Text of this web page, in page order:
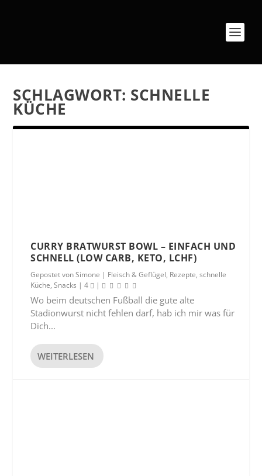
SCHLAGWORT: SCHNELLE
KÜCHE
CURRY BRATWURST BOWL – EINFACH UND
SCHNELL (LOW CARB, KETO, LCHF)
Gepostet vonSimone | Fleisch & Geflügel, Rezepte,schnelle
Küche,Snacks |4 |
Wo beim deutschen Fußball die gute alte
Stadionwurst nicht fehlen darf, hab ich mir was für
Dich...
WEITERLESEN